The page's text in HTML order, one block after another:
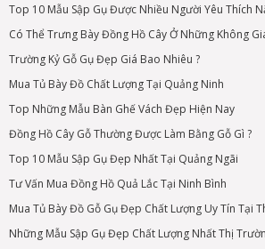
Top 10 Mẫu Sập Gụ Được Nhiều Người Yêu Thích
Có Thể Trưng Bày Đồng Hồ Cây Ở Những Không
Trường Kỷ Gỗ Gụ Đẹp Giá Bao Nhiêu ?
Mua Tủ Bày Đồ Chất Lượng Tại Quảng Ninh
Top Những Mẫu Bàn Ghế Vách Đẹp Hiện Nay
Đồng Hồ Cây Gỗ Thường Được Làm Bằng Gỗ Gì ?
Top 10 Mẫu Sập Gụ Đẹp Nhất Tại Quảng Ngãi
Tư Vấn Mua Đồng Hồ Quả Lắc Tại Ninh Bình
Mua Tủ Bày Đồ Gỗ Gụ Đẹp Chất Lượng Uy Tín Tại
Những Mẫu Sập Gụ Đẹp Chất Lượng Nhất Thị